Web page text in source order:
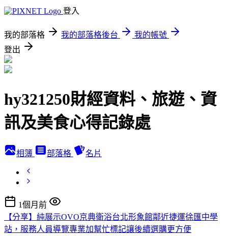
登入
我的部落格 我的部落格後台
我的帳號
登出
hy321250財經資料、旅遊、資
訊及美食心得記錄處
相簿 部落格 名片
1個月前
【分享】純展示OVO京典衛浴台北形象館鄰近捷運徐匯中學
站，服務人員導覽專業加幫忙標記讓後續選購更方便